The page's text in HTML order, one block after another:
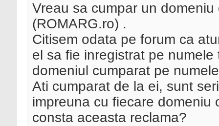
Vreau sa cumpar un
(ROMARG.ro) .
Citisem odata pe forum ca
el sa fie inregistrat pe
domeniul cumparat pe
Ati cumparat de la ei, sunt
impreuna cu fiecare domeniu
consta aceasta reclama?